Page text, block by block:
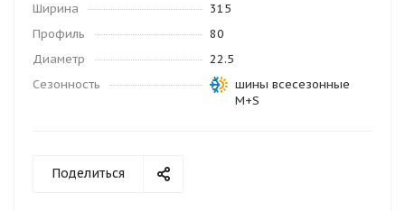
Ширина
315
Профиль
80
Диаметр
22.5
Сезонность
шины всесезонные
M+S
Поделиться